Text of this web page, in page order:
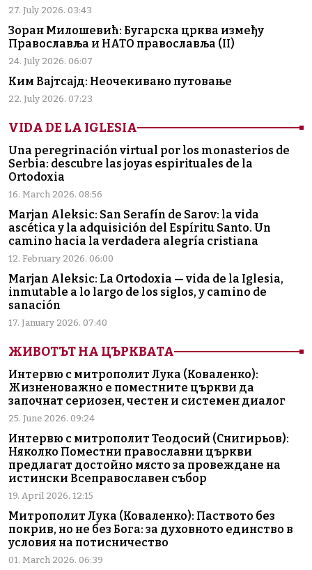
27. July 2026. 03:43
Зоран Милошевић: Бугарска црква између
Православља и НАТО православља (II)
24. July 2026. 06:07
Ким Вајтсајд: Неочекивано путовање
22. July 2026. 07:23
VIDA DE LA IGLESIA
Una peregrinación virtual por los monasterios de
Serbia: descubre las joyas espirituales de la
Ortodoxia
16. March 2026. 08:56
Marjan Aleksic: San Serafín de Sarov: la vida
ascética y la adquisición del Espíritu Santo. Un
camino hacia la verdadera alegría cristiana
12. February 2026. 06:00
Marjan Aleksic: La Ortodoxia — vida de la Iglesia,
inmutable a lo largo de los siglos, y camino de
sanación
17. January 2026. 07:40
ЖИВОТЪТ НА ЦЪРКВАТА
Интервю с митрополит Лука (Коваленко):
Жизненоважно е поместните църкви да
започнат сериозен, честен и системен диалог
25. June 2026. 09:24
Интервю с митрополит Теодосий (Снигирьов):
Няколко Поместни православни църкви
предлагат достойно място за провеждане на
истински Всеправославен събор
19. April 2026. 12:15
Митрополит Лука (Коваленко): Паството без
покрив, но не без Бога: за духовното единство в
условия на потисничество
01. March 2026. 06:39